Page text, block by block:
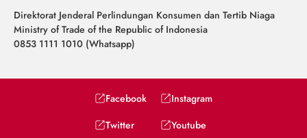
Direktorat Jenderal Perlindungan Konsumen dan Tertib Niaga
Ministry of Trade of the Republic of Indonesia
0853 1111 1010 (Whatsapp)
Facebook
Instagram
Twitter
Youtube